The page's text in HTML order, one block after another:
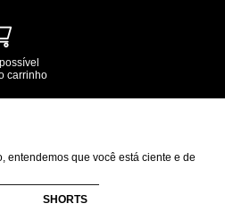
carrinho
que você está ciente e de
SHORTS